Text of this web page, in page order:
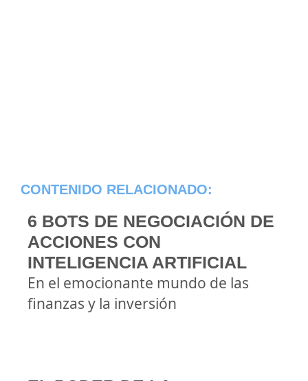
CONTENIDO RELACIONADO:
6 BOTS DE NEGOCIACIÓN DE
ACCIONES CON
INTELIGENCIA ARTIFICIAL
En el emocionante mundo de las
finanzas y la inversión